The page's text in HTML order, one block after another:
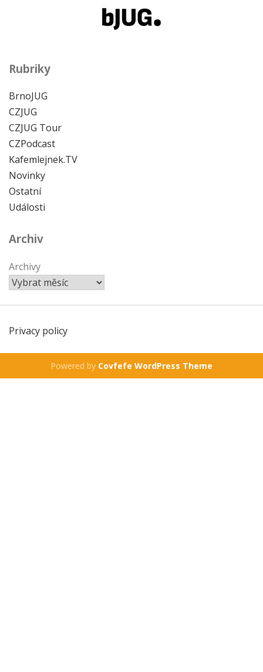
Rubriky
BrnoJUG
CZJUG
CZJUG Tour
CZPodcast
Kafemlejnek.TV
Novinky
Ostatní
Události
Archiv
Archivy
Privacy policy
Powered by Covfefe WordPress Theme